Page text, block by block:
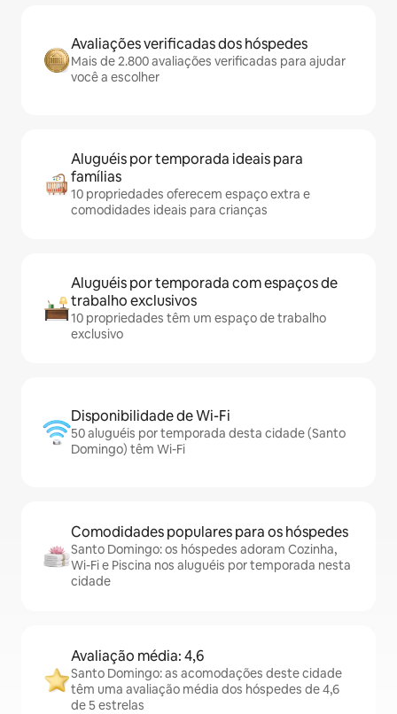
Avaliações verificadas dos hóspedes
Mais de 2.800 avaliações verificadas para ajudar
você a escolher
Aluguéis por temporada ideais para
famílias
10 propriedades oferecem espaço extra e
comodidades ideais para crianças
Aluguéis por temporada com espaços de
trabalho exclusivos
10 propriedades têm um espaço de trabalho
exclusivo
Disponibilidade de Wi-Fi
50 aluguéis por temporada desta cidade (Santo
Domingo) têm Wi-Fi
Comodidades populares para os hóspedes
Santo Domingo: os hóspedes adoram Cozinha,
Wi-Fi e Piscina nos aluguéis por temporada nesta
cidade
Avaliação média: 4,6
Santo Domingo: as acomodações deste cidade
têm uma avaliação média dos hóspedes de 4,6
de 5 estrelas